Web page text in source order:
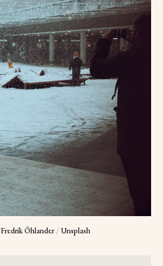
Fredrik Öhlander / Unsplash